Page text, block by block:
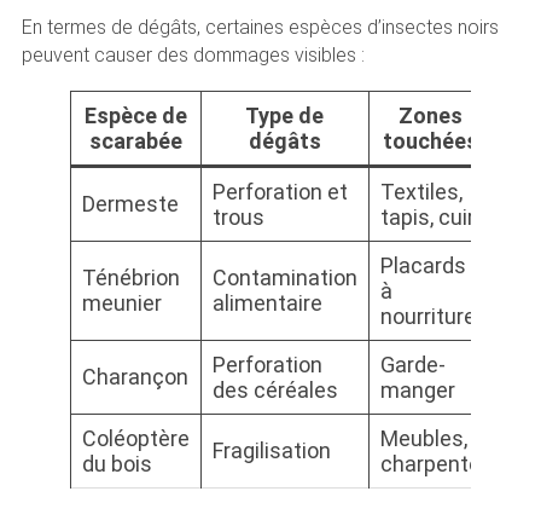
En termes de dégâts, certaines espèces d’insectes noirs
peuvent causer des dommages visibles :
Espèce de
scarabée
Type de
dégâts
Zones
touchées
Dermeste
Perforation et
trous
Textiles,
tapis, cuir
Ténébrion
meunier
Contamination
alimentaire
Placards
à
nourriture
Charançon
Perforation
des céréales
Garde-
manger
Coléoptère
du bois
Fragilisation
Meubles,
charpente